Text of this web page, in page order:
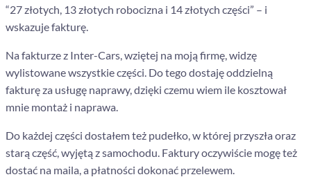
“27 złotych, 13 złotych robocizna i 14 złotych części” – i
wskazuje fakturę.
Na fakturze z Inter-Cars, wziętej na moją firmę, widzę
wylistowane wszystkie części. Do tego dostaję oddzielną
fakturę za usługę naprawy, dzięki czemu wiem ile kosztował
mnie montaż i naprawa.
Do każdej części dostałem też pudełko, w której przyszła oraz
starą część, wyjętą z samochodu. Faktury oczywiście mogę też
dostać na maila, a płatności dokonać przelewem.